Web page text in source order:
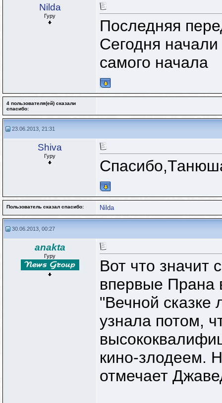
Nilda
Гуру
Последняя
Сегодня начали
самого начала
4 пользователя(ей) сказали
cпасибо:
23.06.2013, 21:31
Shiva
Гуру
Пользователь сказал cпасибо: Nilda
30.06.2013, 00:27
anakta
Гуру
Вот что значит
впервые Прана
"Вечной
узнала потом,
кино-злодеем.
отмечает